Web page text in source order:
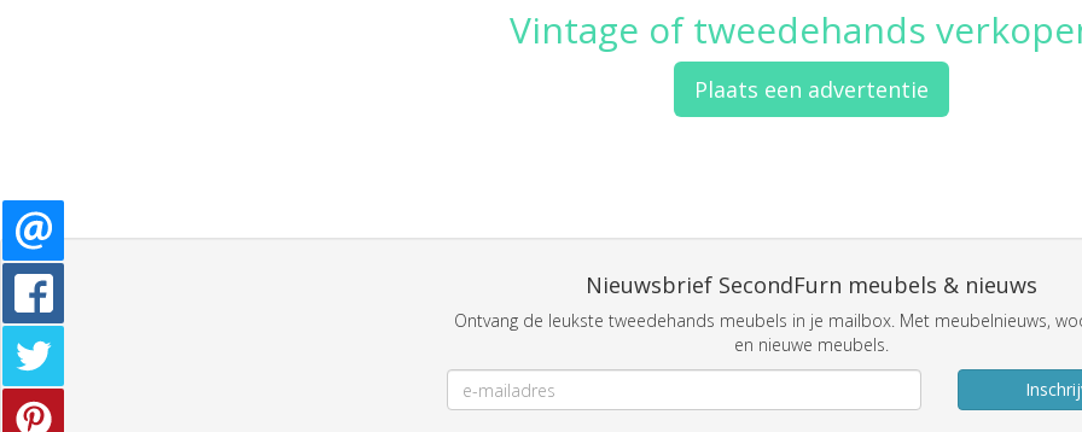
Vintage of tweedehands
Plaats een advertentie
Nieuwsbrief SecondFurn meubels & nieuws
Ontvang de leukste tweedehands meubels in je mailbox. Met meubelnieuws,
en nieuwe meubels.